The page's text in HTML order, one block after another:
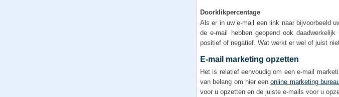
Doorklikpercentage
Als er in uw e-mail een link naar bijvoorbeeld
de e-mail hebben geopend ook
positief of negatief. Wat werkt er wel of juist
E-mail marketing opzetten
Het is relatief eenvoudig om een e-mail
van belang om hier eenonline marketing
voor u opzetten en de juiste e-mails voor u